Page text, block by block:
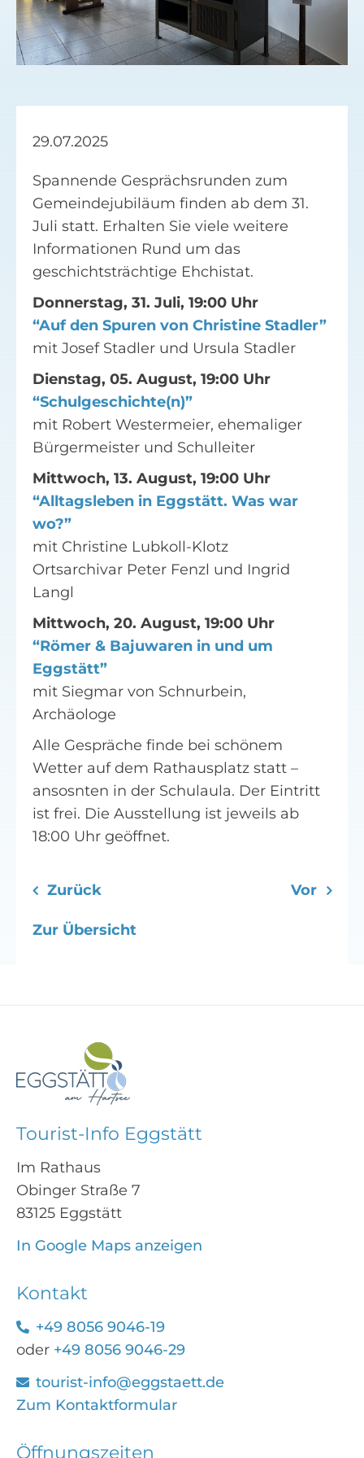
Facebook
29.07.2025
Spannende Gesprächsrunden zum
Gemeindejubiläum finden ab dem 31.
Juli statt. Erhalten Sie viele weitere
Informationen Rund um das
geschichtsträchtige Ehchistat.
Donnerstag, 31. Juli, 19:00 Uhr
“Auf den Spuren von Christine Stadler”
mit Josef Stadler und Ursula Stadler
Dienstag, 05. August, 19:00 Uhr
“Schulgeschichte(n)”
mit Robert Westermeier, ehemaliger
Bürgermeister und Schulleiter
Mittwoch, 13. August, 19:00 Uhr
“Alltagsleben in Eggstätt. Was war
wo?”
mit Christine Lubkoll-Klotz
Ortsarchivar Peter Fenzl und Ingrid
Langl
Mittwoch, 20. August, 19:00 Uhr
“Römer & Bajuwaren in und um
Eggstätt”
mit Siegmar von Schnurbein,
Archäologe
Alle Gespräche finde bei schönem
Wetter auf dem Rathausplatz statt –
ansosnten in der Schulaula. Der Eintritt
ist frei. Die Ausstellung ist jeweils ab
18:00 Uhr geöffnet.
Zurück Vor
Zur Übersicht
Tourist-Info Eggstätt
Im Rathaus
Obinger Straße 7
83125 Eggstätt
In Google Maps anzeigen
Kontakt
+49 8056 9046-19
oder +49 8056 9046-29
tourist-info@eggstaett.de
Zum Kontaktformular
Öffnungszeiten